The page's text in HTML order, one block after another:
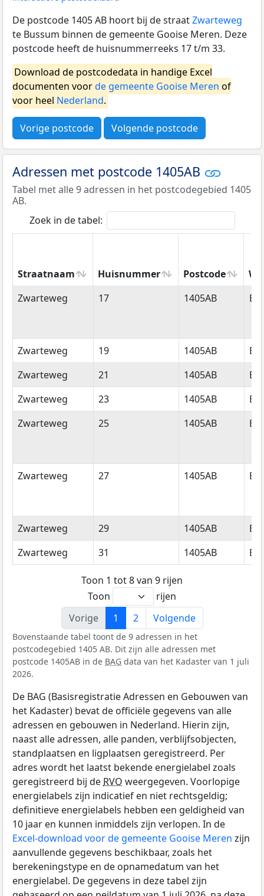
De postcode 1405 AB hoort bij de straatZwarteweg
te Bussum binnen de gemeente Gooise Meren. Deze
postcode heeft de huisnummerreeks 17 t/m 33.
Download de postcodedata in handige Excel
documenten voorde gemeente Gooise Meren of
voor heel Nederland.
Vorige postcode Volgende postcode
Adressen met postcode 1405AB
Tabel met alle 9 adressen in het postcodegebied 1405
AB.
Zoek in de tabel:
Straatnaam Huisnummer Postcode
Straatnaam
Huisnummer Postcode
Zwarteweg 17 1405AB
Zwarteweg 19 1405AB
Zwarteweg
21 1405AB
Zwarteweg
23 1405AB
Zwarteweg
25 1405AB
Zwarteweg 27 1405AB
Zwarteweg 29 1405AB
Zwarteweg
31 1405AB
Toon 1 tot 8 van 9 rijen
Toon
rijen
Vorige
1 2 Volgende
Bovenstaande tabel toont de 9 adressen in het
postcodegebied 1405 AB. Dit zijn alle adressen met
postcode 1405AB in de BAG data van het Kadaster van 1 juli
2026.
De BAG (Basisregistratie Adressen en Gebouwen van
het Kadaster) bevat de officiële gegevens van alle
adressen en gebouwen in Nederland. Hierin zijn,
naast alle adressen, alle panden, verblijfsobjecten,
standplaatsen en ligplaatsen geregistreerd. Per
adres wordt het laatst bekende energielabel zoals
geregistreerd bij de RVO weergegeven. Voorlopige
energielabels zijn indicatief en niet rechtsgeldig;
definitieve energielabels hebben een geldigheid van
10 jaar en kunnen inmiddels zijn verlopen. In de
Excel-download voor de gemeente Gooise Meren zijn
aanvullende gegevens beschikbaar, zoals het
berekeningstype en de opnamedatum van het
energielabel. De gegevens in deze tabel zijn